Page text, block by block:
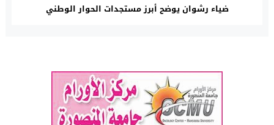
ضياء رشوان يوضح أبرز مستجدات الحوار الوطني